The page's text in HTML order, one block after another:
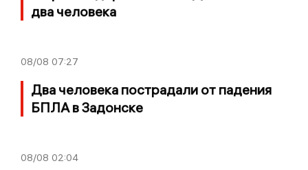
два человека
08/08 07:27
Два человека пострадали от падения
БПЛА в Задонске
08/08 02:04